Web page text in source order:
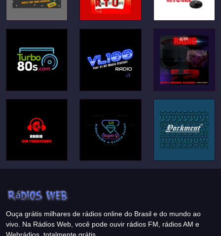
Ouça grátis milhares de rádios online do Brasil e do mundo ao
vivo. Na Rádios Web, você pode ouvir rádios FM, rádios AM e